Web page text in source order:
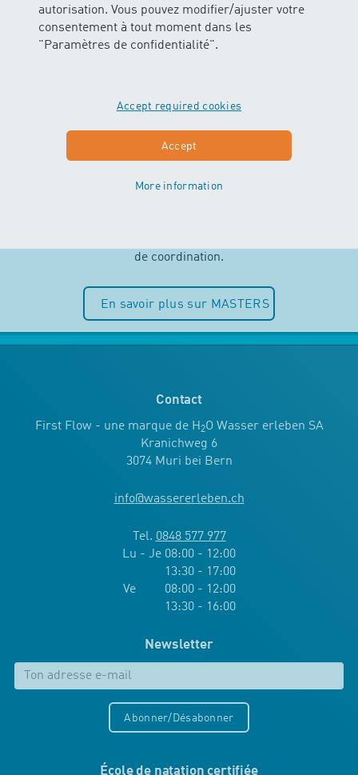
autorisation. Vous pouvez modifier/ajuster votre
consentement à tout moment dans les
"Paramètres de confidentialité".
Accept required cookies
Accept
More information
MASTERS
Indépendance et plaisir de l’eau sont
de coordination.
En savoir plus sur MASTERS
Contact
First Flow - une marque de H2O Wasser erleben SA
Kranichweg 6
3074 Muri bei Bern
info@wassererleben.ch
Tel. 0848 577 977
Lu - Je 08:00 - 12:00
13:30 - 17:00
Ve 08:00 - 12:00
13:30 - 16:00
Newsletter
Abonner/Désabonner
École de natation certifiée